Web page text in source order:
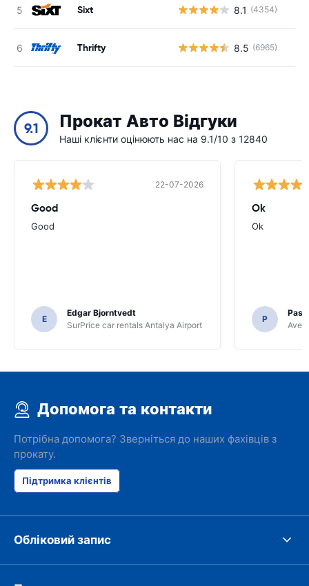
Sixt 8.1 (4354)
Thrifty 8.5 (6965)
9.1 Прокат Авто Відгуки
Наші клієнти оцінюють нас на 9.1/10 з 12840
22-07-2026
Good
Good
E
Edgar Bjorntvedt
SurPrice car rentals Antalya Airport
Ok
Ok
P
Avec
Допомога та контакти
Потрібна допомога? Зверніться до наших фахівців з
прокату.
Підтримка клієнтів
Обліковий запис